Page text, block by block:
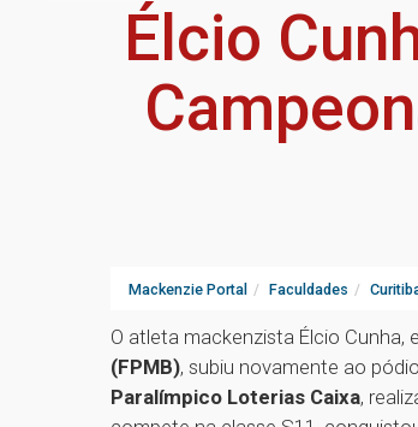
Élcio
Mackenzie Portal Faculdades
O atleta mackenzista Élcio Cunha,
(FPMB), subiu novamente ao
Paralímpico Loterias Caixa,